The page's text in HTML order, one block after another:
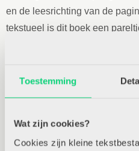
Toestemming
Wat zijn cookies?
Cookies zijn kleine
en de leesrichting van de
tekstueel is dit boek een
nieuwe woorden, zoals
verbeelding spreken van de
In het verhaal reist een grote
gedurende het verhaal gaat
randen. Zo gaat de beer op